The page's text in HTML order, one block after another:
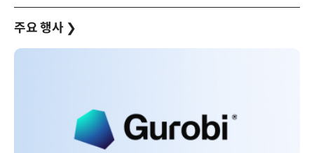
주요 행사 ❯